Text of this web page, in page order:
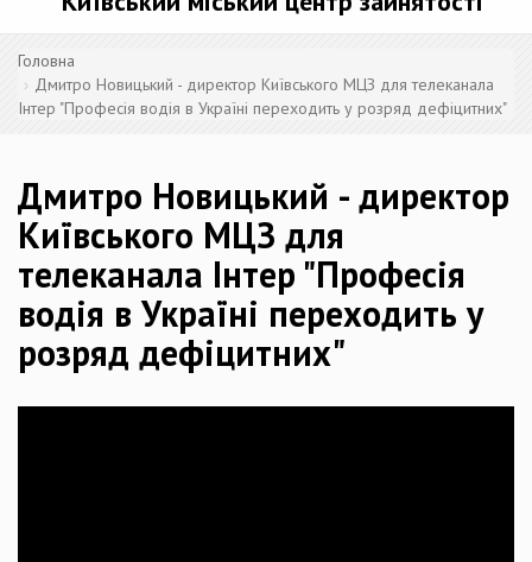
Головна
Дмитро Новицький - директор Київського МЦЗ для телеканала
Інтер "Професія водія в Україні переходить у розряд дефіцитних"
Дмитро Новицький - директор
Київського МЦЗ для
телеканала Інтер "Професія
водія в Україні переходить у
розряд дефіцитних"